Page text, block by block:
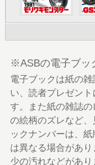
フトセッティ
76 1985-2002
80
ロリンク etc.
88 Leasing
96 1985-2009
98 Next Issue
99 Ending Story
※ASBの電子ブッ
電子ブックは紙の
い、読者プレゼン
す。また紙の雑誌
の絵柄のズレなど
ックナンバーは、
は異なる場合があ
少の汚れなどがあ